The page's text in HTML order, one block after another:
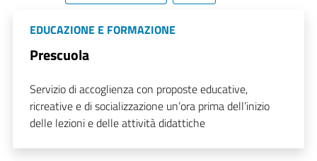
EDUCAZIONE E FORMAZIONE
Prescuola
Servizio di accoglienza con proposte educative,
ricreative e di socializzazione un’ora prima dell’inizio
delle lezioni e delle attività didattiche